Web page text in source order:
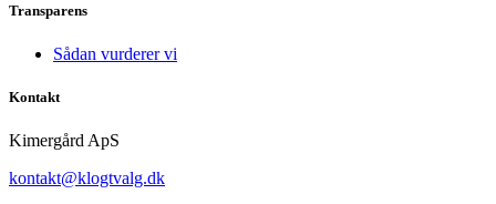
Transparens
Sådan vurderer vi
Kontakt
Kimergård ApS
kontakt@klogtvalg.dk